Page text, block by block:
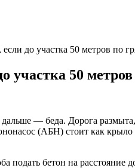
если до участка 50 метров по
участка 50
— беда. Дорога
(АБН) стоит как
подать бетон на